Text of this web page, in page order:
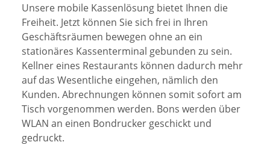
Unsere mobile Kassenlösung bietet Ihnen die
Freiheit. Jetzt können Sie sich frei in Ihren
Geschäftsräumen bewegen ohne an ein
stationäres Kassenterminal gebunden zu sein.
Kellner eines Restaurants können dadurch mehr
auf das Wesentliche eingehen, nämlich den
Kunden. Abrechnungen können somit sofort am
Tisch vorgenommen werden. Bons werden über
WLAN an einen Bondrucker geschickt und
gedruckt.